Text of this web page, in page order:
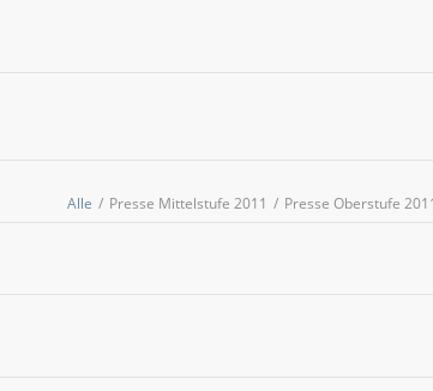
Alle / Presse Mittelstufe 2011 / Presse Oberstufe